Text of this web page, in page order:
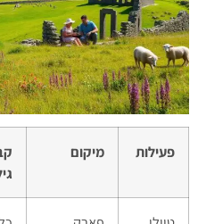
פעילות מיקום